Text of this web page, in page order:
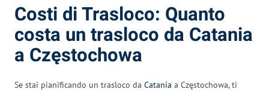
Costi di Trasloco: Quanto
costa un trasloco da Catania
a Częstochowa
Se stai pianificando un trasloco da Catania a Częstochowa, ti